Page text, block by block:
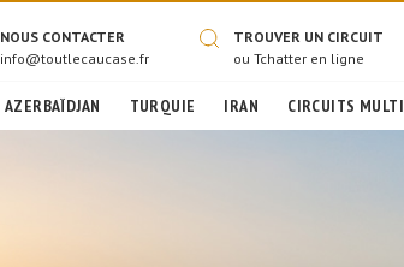
NOUS CONTACTER
info@toutlecaucase.fr
TROUVER UN CIRCUIT
ou Tchatter en ligne
AZERBAÏDJAN TURQUIE IRAN CIRCUITS MULTI